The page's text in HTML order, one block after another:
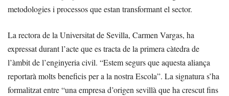
metodologies i processos que estan transformant el sector.
La rectora de la Universitat de Sevilla, Carmen Vargas, ha
expressat durant l’acte que es tracta de la primera càtedra de
l’àmbit de l’enginyeria civil. “Estem segurs que aquesta aliança
reportarà molts beneficis per a la nostra Escola”. La signatura s’ha
formalitzat entre “una empresa d’origen sevillà que ha crescut fins